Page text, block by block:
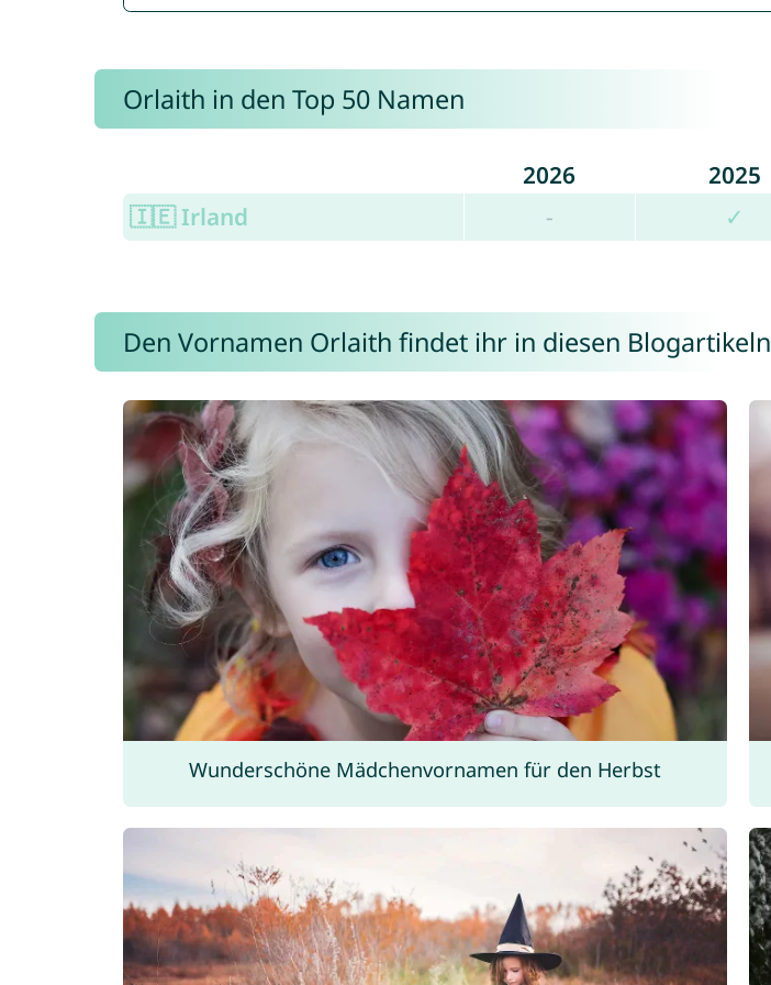
Orlaith in den Top 50 Namen
2026 2025
🇮🇪 Irland
- ✓
Den Vornamen Orlaith findet ihr in diesen Blogartikeln
Wunderschöne Mädchenvornamen für den Herbst